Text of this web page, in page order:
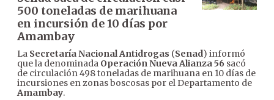
500 toneladas de marihuana
en incursión de 10 días por
Amambay
La Secretaría Nacional Antidrogas (Senad) informó
que la denominada Operación Nueva Alianza 56 sacó
de circulación 498 toneladas de marihuana en 10 días de
incursiones en zonas boscosas por el Departamento de
Amambay.